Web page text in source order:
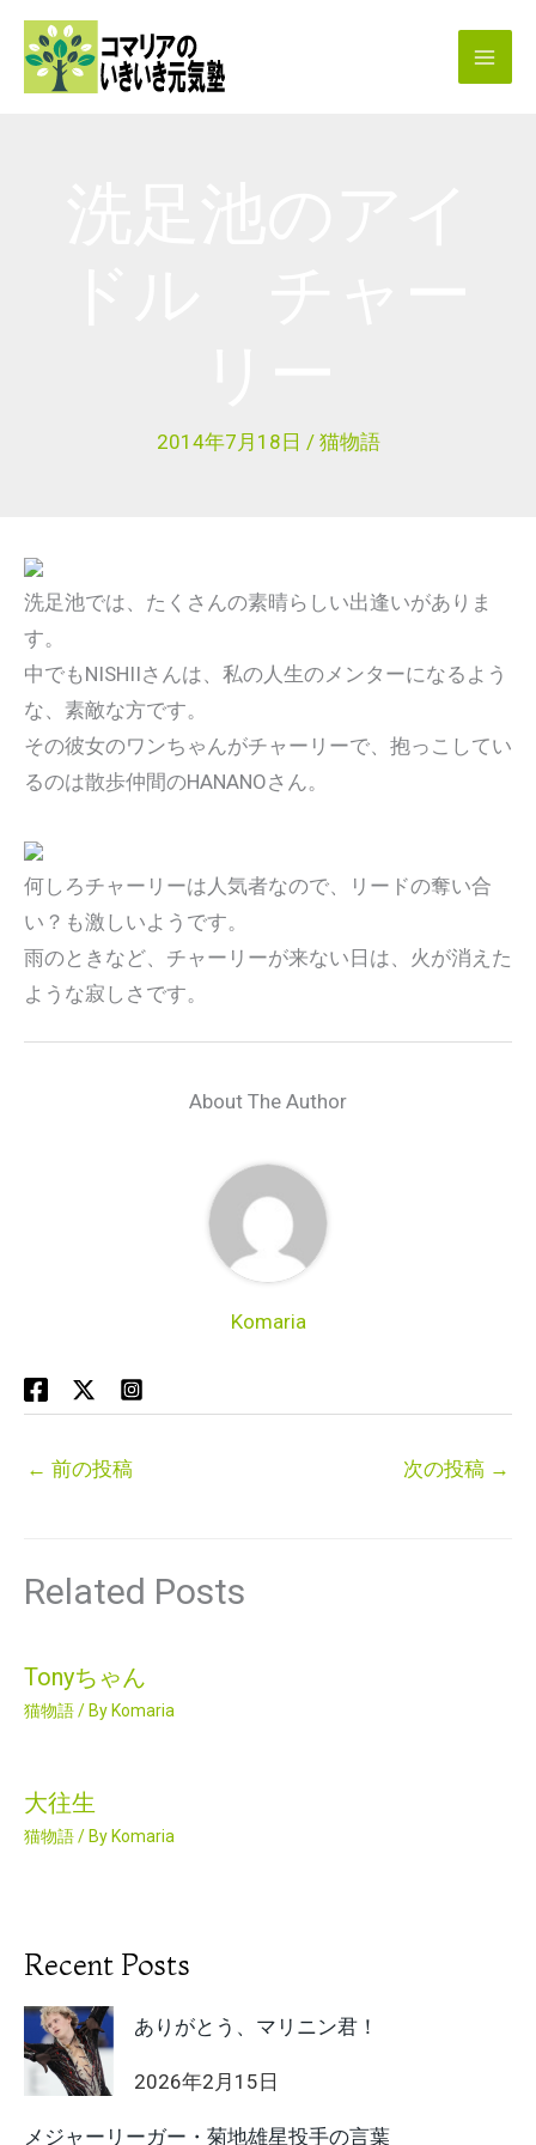
2014年7月18日 / 猫物語
洗足池では、たくさんの素晴らしい出逢いがありま
す。
中でもNISHIIさんは、私の人生のメンターになるよう
な、素敵な方です。
その彼女のワンちゃんがチャーリーで、抱っこしてい
るのは散歩仲間のHANANOさん。
何しろチャーリーは人気者なので、リードの奪い合
い？も激しいようです。
雨のときなど、チャーリーが来ない日は、火が消えた
ような寂しさです。
About The Author
Komaria
← 前の投稿 次の投稿 →
Related Posts
Tonyちゃん
猫物語/ By Komaria
大往生
猫物語/ By Komaria
Recent Posts
ありがとう、マリニン君！
2026年2月15日
メジャーリーガー・菊地雄星投手の言葉